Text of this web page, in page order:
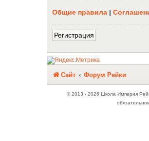
Общие правила |
Регистрация
Сайт Форум Рейки
Связаться с
© 2013 - 2026 Школа Империя